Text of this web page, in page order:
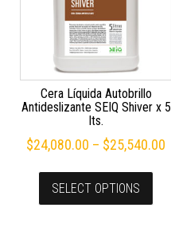
Cera Líquida Autobrillo
Antideslizante SEIQ Shiver x 5
lts.
$24,080.00 – $25,540.00
SELECT OPTIONS